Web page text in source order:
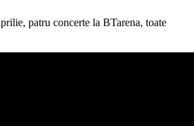
patru concerte la BTarena, toate